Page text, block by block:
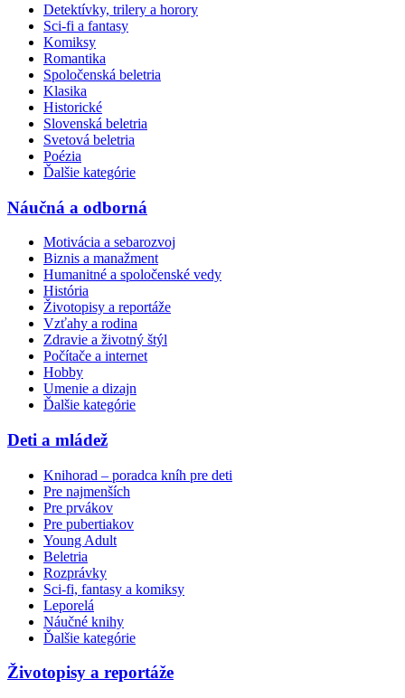
Detektívky, trilery a horory
Sci-fi a fantasy
Komiksy
Romantika
Spoločenská beletria
Klasika
Historické
Slovenská beletria
Svetová beletria
Poézia
Ďalšie kategórie
Náučná a odborná
Motivácia a sebarozvoj
Biznis a manažment
Humanitné a spoločenské vedy
História
Životopisy a reportáže
Vzťahy a rodina
Zdravie a životný štýl
Počítače a internet
Hobby
Umenie a dizajn
Ďalšie kategórie
Deti a mládež
Knihorad – poradca kníh pre deti
Pre najmenších
Pre prvákov
Pre pubertiakov
Young Adult
Beletria
Rozprávky
Sci-fi, fantasy a komiksy
Leporelá
Náučné knihy
Ďalšie kategórie
Životopisy a reportáže